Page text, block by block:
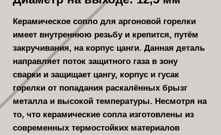
Керамическое сопло для аргоновой горелки
имеет внутреннюю резьбу и крепится, путём
закручивания, на корпус цанги. Данная деталь
направляет поток защитного газа в зону
сварки и защищает цангу, корпус и гусак
горелки от попадания раскалённых брызг
металла и высокой температуры. Несмотря на
то, что керамические сопла изготовлены из
современных термостойких материалов